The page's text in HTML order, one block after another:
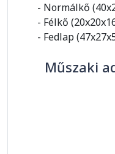
- Normálkő
- Félkő
- Fedlap
Műszaki